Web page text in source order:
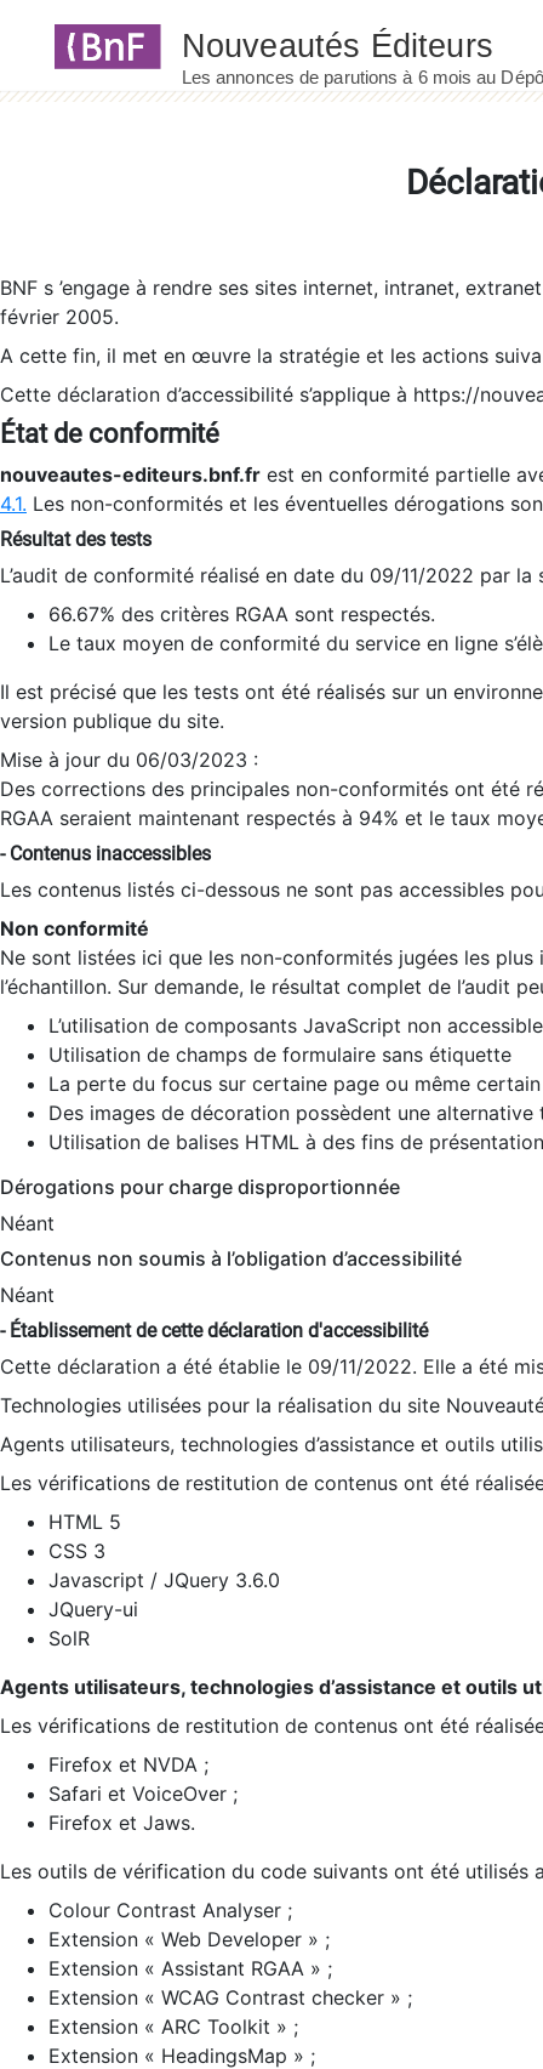
BNF s ’engage à rendre ses sites internet, intranet,
février 2005.
A cette fin, il met en œuvre la stratégie et les actions
Cette déclaration d’accessibilité s’applique à https://
État de conformité
nouveautes-editeurs.bnf.fr est en conformité partielle
4.1. Les non-conformités et les éventuelles dérogations
Résultat des tests
L’audit de conformité réalisé en date du 09/11/2022 par
66.67% des critères RGAA sont respectés.
Le taux moyen de conformité du service en ligne
Il est précisé que les tests ont été réalisés sur un
version publique du site.
Mise à jour du 06/03/2023 :
Des corrections des principales non-conformités ont été
RGAA seraient maintenant respectés à 94% et le taux
- Contenus inaccessibles
Les contenus listés ci-dessous ne sont pas accessibles
Non conformité
Ne sont listées ici que les non-conformités jugées les
l’échantillon. Sur demande, le résultat complet de l’audit
L’utilisation de composants JavaScript non
Utilisation de champs de formulaire sans étiquette
La perte du focus sur certaine page ou même
Des images de décoration possèdent une alternative
Utilisation de balises HTML à des fins de
Dérogations pour charge disproportionnée
Néant
Contenus non soumis à l’obligation d’accessibilité
Néant
- Établissement de cette déclaration d'accessibilité
Cette déclaration a été établie le 09/11/2022. Elle a été
Technologies utilisées pour la réalisation du site
Agents utilisateurs, technologies d’assistance et outils
Les vérifications de restitution de contenus ont été
HTML 5
CSS 3
Javascript / JQuery 3.6.0
JQuery-ui
SolR
Agents utilisateurs, technologies d’assistance et outils
Les vérifications de restitution de contenus ont été
Firefox et NVDA ;
Safari et VoiceOver ;
Firefox et Jaws.
Les outils de vérification du code suivants ont été utilisés
Colour Contrast Analyser ;
Extension « Web Developer » ;
Extension « Assistant RGAA » ;
Extension « WCAG Contrast checker » ;
Extension « ARC Toolkit » ;
Extension « HeadingsMap » ;